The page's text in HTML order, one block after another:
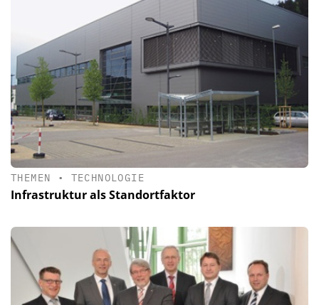
THEMEN • TECHNOLOGIE
Infrastruktur als Standortfaktor